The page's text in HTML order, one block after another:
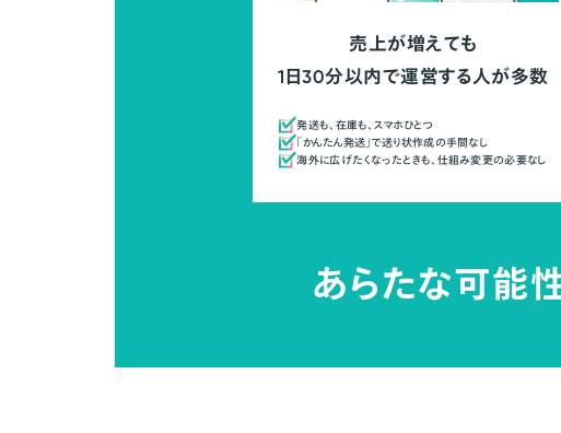
売上が増えても
1日30分以内で運営する人が多数
発送も、在庫も、スマホひとつ
「かんたん発送」で送り状作成の手間なし
海外に広げたくなったときも、仕組み変更の必要なし
あらたな可能性